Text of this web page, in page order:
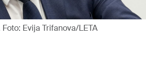
Evija Trifanova/LETA